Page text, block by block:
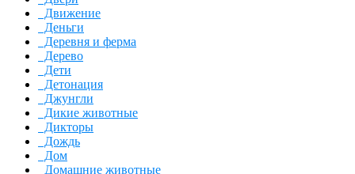
Движение
Деньги
Деревня и ферма
Дерево
Дети
Детонация
Джунгли
Дикие животные
Дикторы
Дождь
Дом
Домашние животные